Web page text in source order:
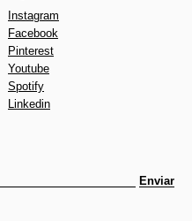
Instagram
Facebook
Pinterest
Youtube
Spotify
Linkedin
Enviar